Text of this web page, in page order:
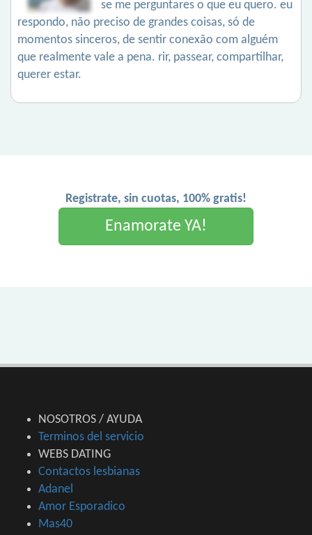
se me perguntares o que eu quero. eu
respondo, não preciso de grandes coisas, só de
momentos sinceros, de sentir conexão com alguém
que realmente vale a pena. rir, passear, compartilhar,
querer estar.
Registrate, sin cuotas, 100% gratis!
Enamorate YA!
NOSOTROS / AYUDA
Terminos del servicio
WEBS DATING
Contactos lesbianas
Adanel
Amor Esporadico
Mas40